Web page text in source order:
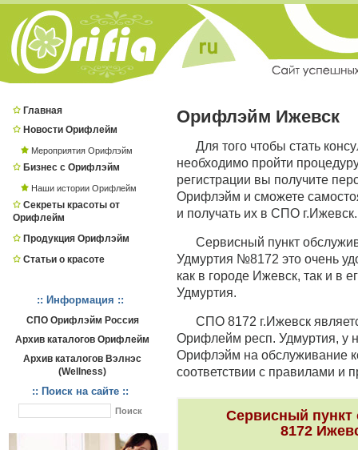
Главная
Новости Орифлейм
Мероприятия Орифлэйм
Бизнес с Орифлэйм
Наши истории Орифлейм
Секреты красоты от
Орифлейм
Продукция Орифлэйм
Статьи о красоте
:: Информация ::
СПО Орифлэйм Россия
Архив каталогов Орифлейм
Архив каталогов Вэлнэс
(Wellness)
:: Поиск на сайте ::
Орифлэйм Ижевск
Для того чтобы стать
необходимо пройти
регистрации вы получите
Орифлэйм и сможете
и получать их в СПО г.Ижевск.
Сервисный пункт
Удмуртия №8172 это очень
как в городе Ижевск, так и в
Удмуртия.
СПО 8172 г.Ижевск
Орифлейм респ. Удмуртия, у
Орифлэйм на обслуживание
соответствии с правилами и
Сервисный
8172